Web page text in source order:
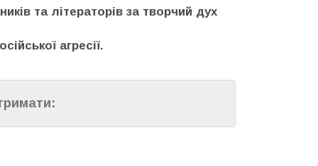
та літераторів за творчий дух
агресії.